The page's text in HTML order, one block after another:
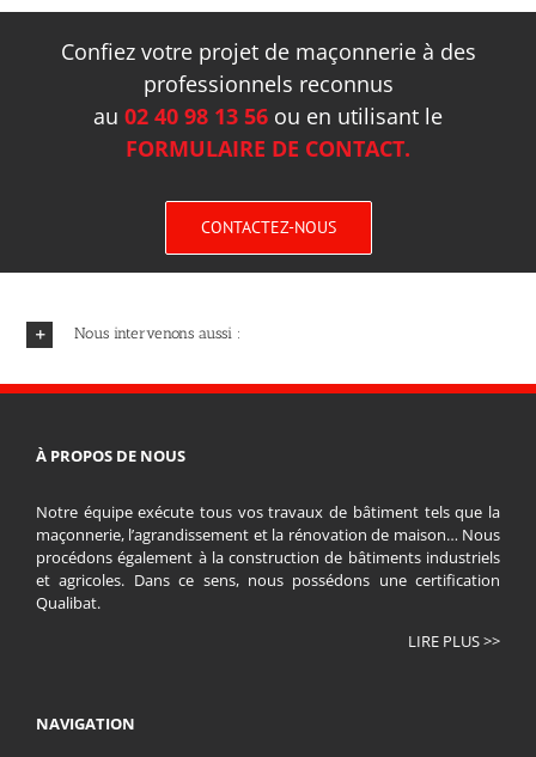
Confiez votre projet de maçonnerie à des
professionnels reconnus
au 02 40 98 13 56 ou en utilisant le
FORMULAIRE DE CONTACT.
CONTACTEZ-NOUS
Nous intervenons aussi :
À PROPOS DE NOUS
Notre équipe exécute tous vos travaux de bâtiment tels que la
maçonnerie, l’agrandissement et la rénovation de maison… Nous
procédons également à la construction de bâtiments industriels
et agricoles. Dans ce sens, nous possédons une certification
Qualibat.
LIRE PLUS >>
NAVIGATION